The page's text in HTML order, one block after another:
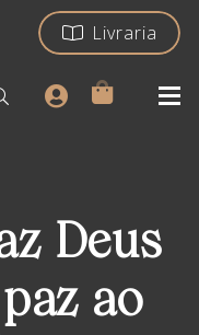
Livraria
Deus
ao